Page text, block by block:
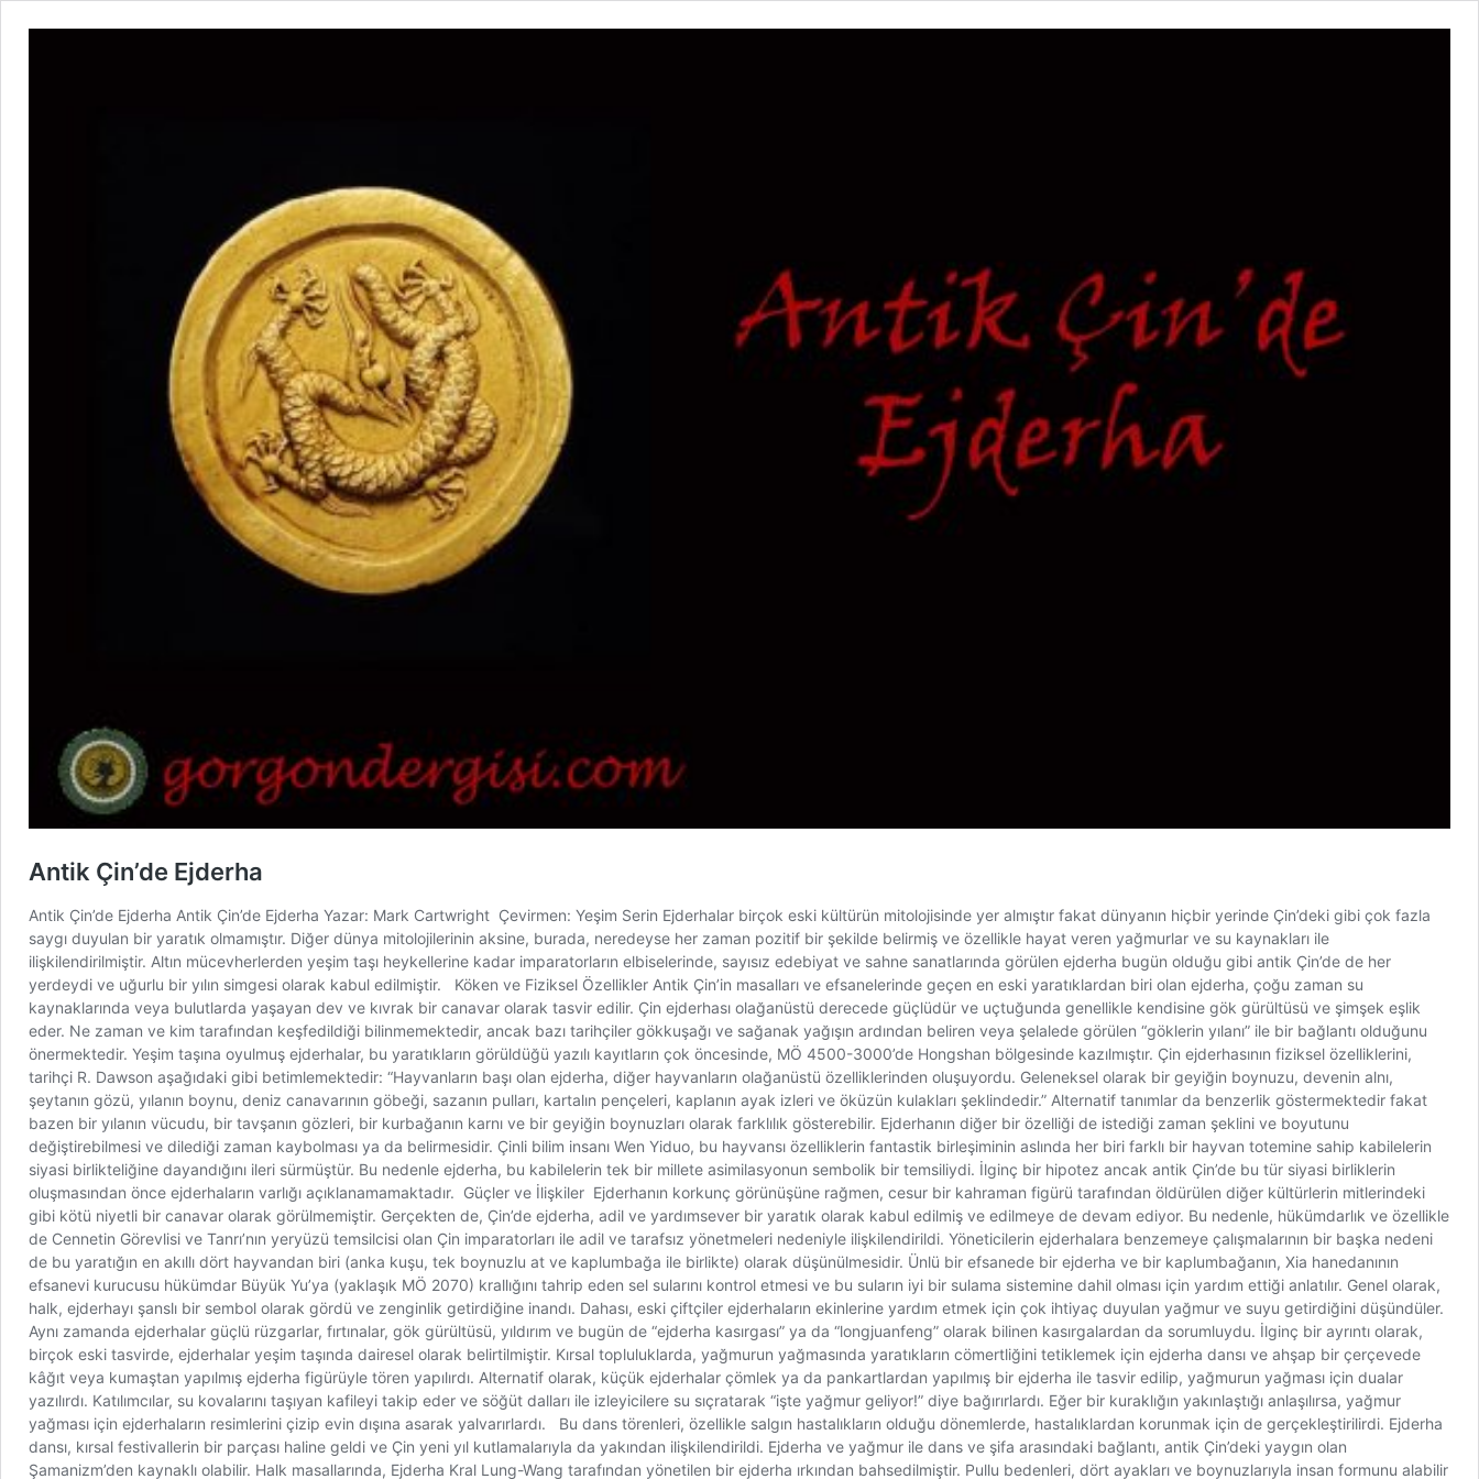
Antik Çin’de Ejderha
Antik Çin’de Ejderha Antik Çin’de Ejderha Yazar: Mark Cartwright Çevirmen: Yeşim Serin Ejderhalar birçok eski kültürün mitolojisinde yer almıştır fakat dünyanın hiçbir yerinde Çin’deki gibi çok fazla
saygı duyulan bir yaratık olmamıştır. Diğer dünya mitolojilerinin aksine, burada, neredeyse her zaman pozitif bir şekilde belirmiş ve özellikle hayat veren yağmurlar ve su kaynakları ile
ilişkilendirilmiştir. Altın mücevherlerden yeşim taşı heykellerine kadar imparatorların elbiselerinde, sayısız edebiyat ve sahne sanatlarında görülen ejderha bugün olduğu gibi antik Çin’de de her
yerdeydi ve uğurlu bir yılın simgesi olarak kabul edilmiştir. Köken ve Fiziksel Özellikler Antik Çin’in masalları ve efsanelerinde geçen en eski yaratıklardan biri olan ejderha, çoğu zaman su
kaynaklarında veya bulutlarda yaşayan dev ve kıvrak bir canavar olarak tasvir edilir. Çin ejderhası olağanüstü derecede güçlüdür ve uçtuğunda genellikle kendisine gök gürültüsü ve şimşek eşlik
eder. Ne zaman ve kim tarafından keşfedildiği bilinmemektedir, ancak bazı tarihçiler gökkuşağı ve sağanak yağışın ardından beliren veya şelalede görülen “göklerin yılanı” ile bir bağlantı olduğunu
önermektedir. Yeşim taşına oyulmuş ejderhalar, bu yaratıkların görüldüğü yazılı kayıtların çok öncesinde, MÖ 4500-3000’de Hongshan bölgesinde kazılmıştır. Çin ejderhasının fiziksel özelliklerini,
tarihçi R. Dawson aşağıdaki gibi betimlemektedir: “Hayvanların başı olan ejderha, diğer hayvanların olağanüstü özelliklerinden oluşuyordu. Geleneksel olarak bir geyiğin boynuzu, devenin alnı,
şeytanın gözü, yılanın boynu, deniz canavarının göbeği, sazanın pulları, kartalın pençeleri, kaplanın ayak izleri ve öküzün kulakları şeklindedir.” Alternatif tanımlar da benzerlik göstermektedir fakat
bazen bir yılanın vücudu, bir tavşanın gözleri, bir kurbağanın karnı ve bir geyiğin boynuzları olarak farklılık gösterebilir. Ejderhanın diğer bir özelliği de istediği zaman şeklini ve boyutunu
değiştirebilmesi ve dilediği zaman kaybolması ya da belirmesidir. Çinli bilim insanı Wen Yiduo, bu hayvansı özelliklerin fantastik birleşiminin aslında her biri farklı bir hayvan totemine sahip kabilelerin
siyasi birlikteliğine dayandığını ileri sürmüştür. Bu nedenle ejderha, bu kabilelerin tek bir millete asimilasyonun sembolik bir temsiliydi. İlginç bir hipotez ancak antik Çin’de bu tür siyasi birliklerin
oluşmasından önce ejderhaların varlığı açıklanamamaktadır. Güçler ve İlişkiler Ejderhanın korkunç görünüşüne rağmen, cesur bir kahraman figürü tarafından öldürülen diğer kültürlerin mitlerindeki
gibi kötü niyetli bir canavar olarak görülmemiştir. Gerçekten de, Çin’de ejderha, adil ve yardımsever bir yaratık olarak kabul edilmiş ve edilmeye de devam ediyor. Bu nedenle, hükümdarlık ve özellikle
de Cennetin Görevlisi ve Tanrı’nın yeryüzü temsilcisi olan Çin imparatorları ile adil ve tarafsız yönetmeleri nedeniyle ilişkilendirildi. Yöneticilerin ejderhalara benzemeye çalışmalarının bir başka nedeni
de bu yaratığın en akıllı dört hayvandan biri (anka kuşu, tek boynuzlu at ve kaplumbağa ile birlikte) olarak düşünülmesidir. Ünlü bir efsanede bir ejderha ve bir kaplumbağanın, Xia hanedanının
efsanevi kurucusu hükümdar Büyük Yu’ya (yaklaşık MÖ 2070) krallığını tahrip eden sel sularını kontrol etmesi ve bu suların iyi bir sulama sistemine dahil olması için yardım ettiği anlatılır. Genel olarak,
halk, ejderhayı şanslı bir sembol olarak gördü ve zenginlik getirdiğine inandı. Dahası, eski çiftçiler ejderhaların ekinlerine yardım etmek için çok ihtiyaç duyulan yağmur ve suyu getirdiğini düşündüler.
Aynı zamanda ejderhalar güçlü rüzgarlar, fırtınalar, gök gürültüsü, yıldırım ve bugün de “ejderha kasırgası” ya da “longjuanfeng” olarak bilinen kasırgalardan da sorumluydu. İlginç bir ayrıntı olarak,
birçok eski tasvirde, ejderhalar yeşim taşında dairesel olarak belirtilmiştir. Kırsal topluluklarda, yağmurun yağmasında yaratıkların cömertliğini tetiklemek için ejderha dansı ve ahşap bir çerçevede
kâğıt veya kumaştan yapılmış ejderha figürüyle tören yapılırdı. Alternatif olarak, küçük ejderhalar çömlek ya da pankartlardan yapılmış bir ejderha ile tasvir edilip, yağmurun yağması için dualar
yazılırdı. Katılımcılar, su kovalarını taşıyan kafileyi takip eder ve söğüt dalları ile izleyicilere su sıçratarak “işte yağmur geliyor!” diye bağırırlardı. Eğer bir kuraklığın yakınlaştığı anlaşılırsa, yağmur
yağması için ejderhaların resimlerini çizip evin dışına asarak yalvarırlardı. Bu dans törenleri, özellikle salgın hastalıkların olduğu dönemlerde, hastalıklardan korunmak için de gerçekleştirilirdi. Ejderha
dansı, kırsal festivallerin bir parçası haline geldi ve Çin yeni yıl kutlamalarıyla da yakından ilişkilendirildi. Ejderha ve yağmur ile dans ve şifa arasındaki bağlantı, antik Çin’deki yaygın olan
Şamanizm’den kaynaklı olabilir. Halk masallarında, Ejderha Kral Lung-Wang tarafından yönetilen bir ejderha ırkından bahsedilmiştir. Pullu bedenleri, dört ayakları ve boynuzlarıyla insan formunu alabilir